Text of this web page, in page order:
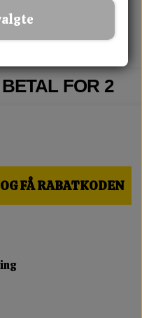
FOR 2
FÅ RABATKODEN